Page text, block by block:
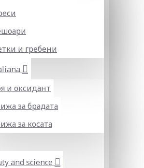
и гребени
и оксидант
за брадата
за косата
and science